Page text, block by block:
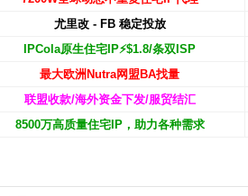
尤里改 - FB 稳定投放
IPCola原生住宅IP⚡️$1.8/条双ISP
最大欧洲Nutra网盟BA找量
联盟收款/海外资金下发/服贸结汇
8500万高质量住宅IP，助力各种需求